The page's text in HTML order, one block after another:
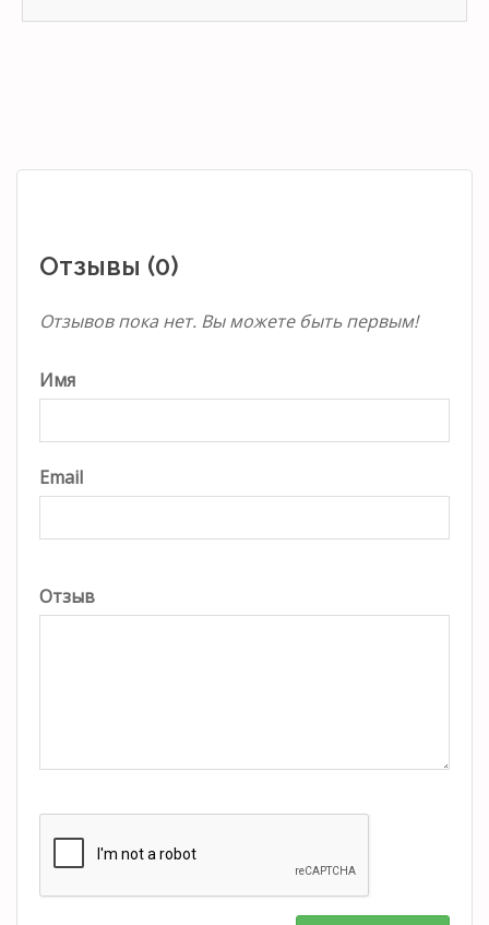
Отзывы (0)
Отзывов пока нет. Вы можете быть первым!
Имя
Email
Отзыв